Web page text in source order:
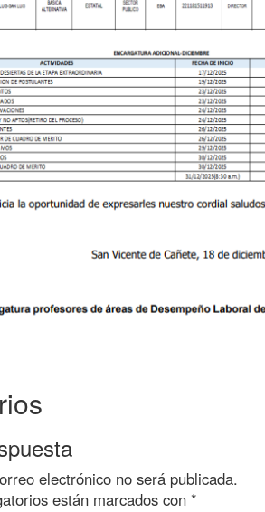
electrónico no será publicada.
están marcados con *